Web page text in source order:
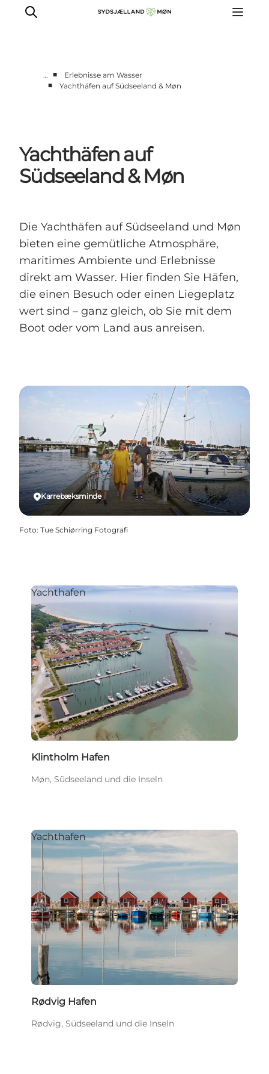
Essen
Unterkunft
Reise planen
… ■
Erlebnisse am Wasser
■
Yachthäfen auf Südseeland & Møn
Yachthäfen auf
Südseeland & Møn
Die Yachthäfen auf Südseeland und Møn
bieten eine gemütliche Atmosphäre,
maritimes Ambiente und Erlebnisse
direkt am Wasser. Hier finden Sie Häfen,
die einen Besuch oder einen Liegeplatz
wert sind – ganz gleich, ob Sie mit dem
Boot oder vom Land aus anreisen.
Karrebæksminde
Foto: Tue Schiørring Fotografi
Yachthafen
Klintholm Hafen
Møn, Südseeland und die Inseln
Yachthafen
Rødvig Hafen
Rødvig, Südseeland und die Inseln